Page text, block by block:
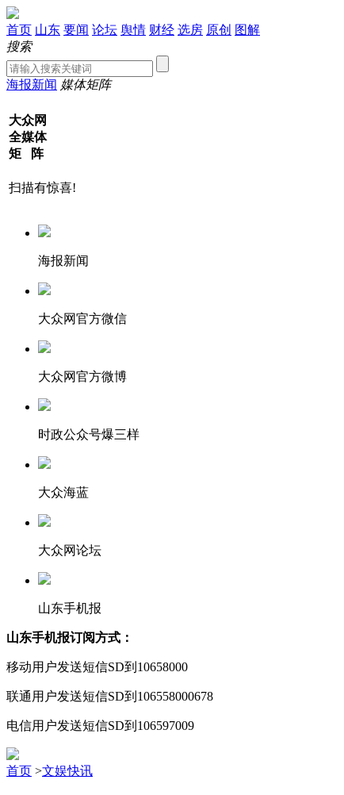
首页 山东 要闻 论坛 舆情 财经 选房 原创 图解
搜索
海报新闻 媒体矩阵
大众网
全媒体
矩 阵
扫描有惊喜!
海报新闻
大众网官方微信
大众网官方微博
时政公众号爆三样
大众海蓝
大众网论坛
山东手机报
山东手机报订阅方式：
移动用户发送短信SD到10658000
联通用户发送短信SD到106558000678
电信用户发送短信SD到106597009
首页 >文娱快讯